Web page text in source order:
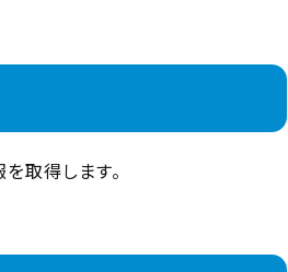
取得します。